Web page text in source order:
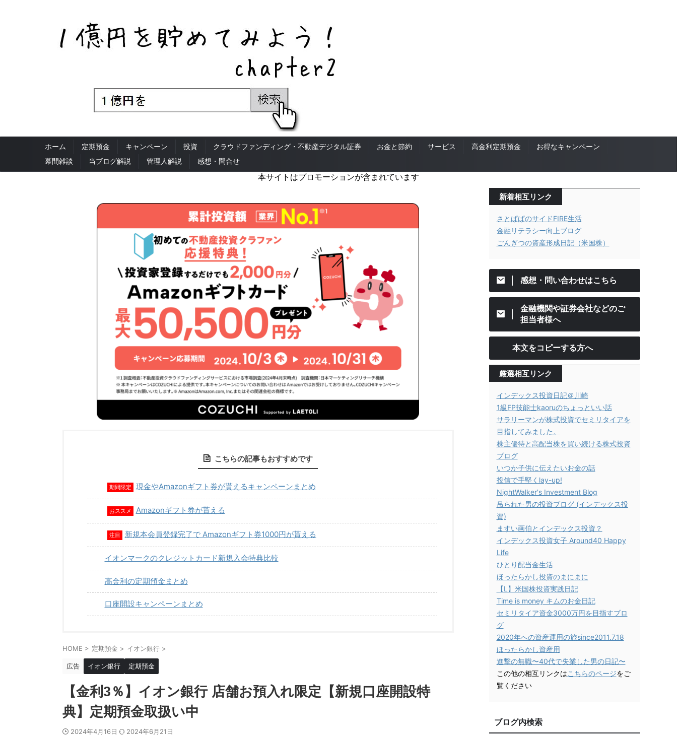
ホーム 定期預金 キャンペーン 投資 クラウドファンディング・不動産デジタル証券 お金と節約 サービス 高金利定期預金
お得なキャンペーン
幕間雑談
当ブログ解説 管理人解説 感想・問合せ
本サイトはプロモーションが含まれています
こちらの記事もおすすめです
期間限定 現金やAmazonギフト券が貰えるキャンペーンまとめ
おススメ Amazonギフト券が貰える
注目 新規本会員登録完了で Amazonギフト券1000円が貰える
イオンマークのクレジットカード新規入会特典比較
高金利の定期預金まとめ
口座開設キャンペーンまとめ
HOME > 定期預金 > イオン銀行 >
広告 イオン銀行 定期預金
【金利3％】イオン銀行 店舗お預入れ限定【新規口座開設特
典】定期預金取扱い中
2024年4月16日 2024年6月21日
新着相互リンク
さとぱぱのサイドFIRE生活
金融リテラシー向上ブログ
ごんぎつの資産形成日記（米国株）
感想・問い合わせはこちら
金融機関や証券会社などのご
担当者様へ
本文をコピーする方へ
厳選相互リンク
インデックス投資日記＠川崎
1級FP技能士kaoruのちょっといい話
サラリーマンが株式投資でセミリタイアを
目指してみました。
株主優待と高配当株を買い続ける株式投資
ブログ
いつか子供に伝えたいお金の話
投信で手堅くlay-up!
NightWalker's Investment Blog
吊られた男の投資ブログ (インデックス投
資)
ますい画伯とインデックス投資？
インデックス投資女子 Around40 Happy
Life
ひとり配当金生活
ほったらかし投資のまにまに
【L】米国株投資実践日記
Time is money キムのお金日記
セミリタイア資金3000万円を目指すブロ
グ
2020年への資産運用の旅since2011.7.18
ほったらかし資産用
進撃の無職〜40代で失業した男の日記〜
この他の相互リンクはこちらのページをご
覧ください
ブログ内検索